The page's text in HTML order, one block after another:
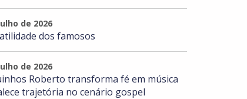
de 2026
dos famosos
de 2026
Roberto transforma fé em música
trajetória no cenário gospel